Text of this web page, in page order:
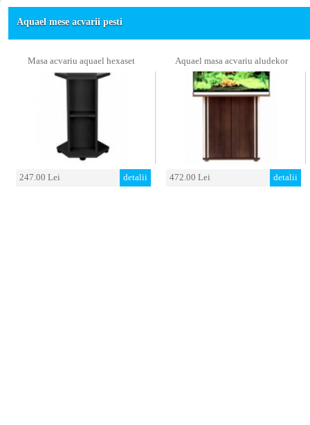
Aquael mese acvarii pesti
Masa acvariu aquael hexaset
247.00 Lei detalii
Aquael masa acvariu aludekor
472.00 Lei detalii